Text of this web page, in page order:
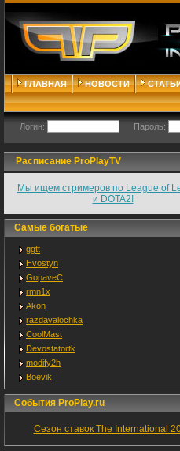
ГЛАВНАЯ НОВОСТИ
Логин: Пароль:
Расписание ProPlayTV
Мы ищем стримеров по League of
и DOTA2!
Самые богатые
ggtt
Hvostyn
GopaveC
rmn1x
Akon
razdavalochka
CoolMast
Devostatortk
modify2h
Boevik
События ProPlay.ru
Сезон ставок The International